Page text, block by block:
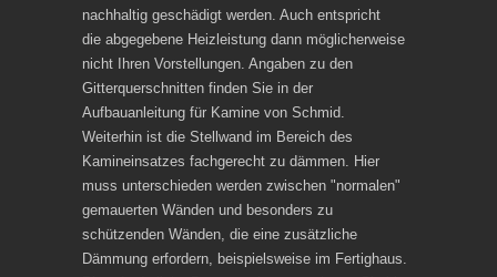
nachhaltig geschädigt werden. Auch entspricht
die abgegebene Heizleistung dann möglicherweise
nicht Ihren Vorstellungen. Angaben zu den
Gitterquerschnitten finden Sie in der
Aufbauanleitung für Kamine von Schmid.
Weiterhin ist die Stellwand im Bereich des
Kamineinsatzes fachgerecht zu dämmen. Hier
muss unterschieden werden zwischen "normalen"
gemauerten Wänden und besonders zu
schützenden Wänden, die eine zusätzliche
Dämmung erfordern, beispielsweise im Fertighaus.